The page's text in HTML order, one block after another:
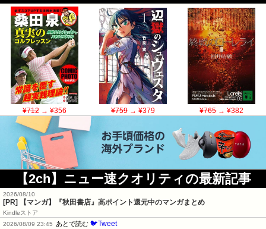
¥712→ ¥356 ¥759→ ¥379 ¥765→ ¥382
【2ch】ニュー速クオリティの最新記事
2026/08/10
[PR] 【マンガ】『秋田書店』高ポイント還元中のマンガまとめ
Kindleストア
2026/08/09 23:45
あとで読む 🐦Tweet